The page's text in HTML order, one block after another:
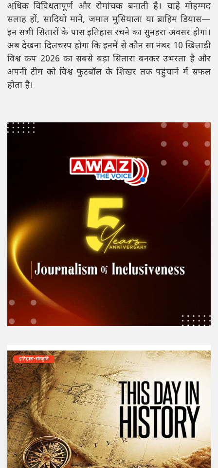
अधिक विविधतापूर्ण और रोमांचक बनाती है। चाहे मोहम्मद
सलाह हों, सादियो माने, जमाल मुसियाला या ब्राहिम डियास—
इन सभी सितारों के पास इतिहास रचने का सुनहरा अवसर होगा।
अब देखना दिलचस्प होगा कि इनमें से कौन सा नंबर 10 खिलाड़ी
विश्व कप 2026 का सबसे बड़ा सितारा बनकर उभरता है और
अपनी टीम को विश्व फुटबॉल के शिखर तक पहुंचाने में सफल
होता है।
इतिहास-संस्कृति